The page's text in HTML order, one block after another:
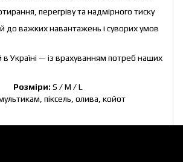
перегріву та надмірного тиску
до важких навантажень і суворих умов
Україні — із врахуванням потреб наших
Розміри: S / M / L
, піксель, олива, койот